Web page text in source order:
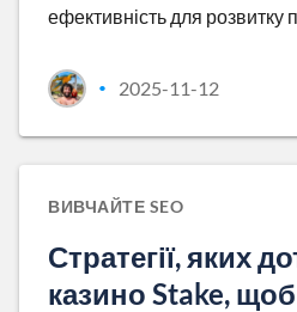
ефективність для розвитку
• 2025-11-12
ВИВЧАЙТЕ SEO
Стратегії, яких
казино Stake,